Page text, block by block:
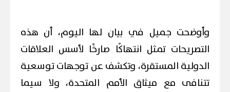
وأوضحت جميل في بيان لها اليوم، أن هذه
التصريحات تمثل انتهاكًا صارخًا لأسس العلاقات
الدولية المستقرة، وتكشف عن توجهات توسعية
تتنافى مع ميثاق الأمم المتحدة، ولا سيما